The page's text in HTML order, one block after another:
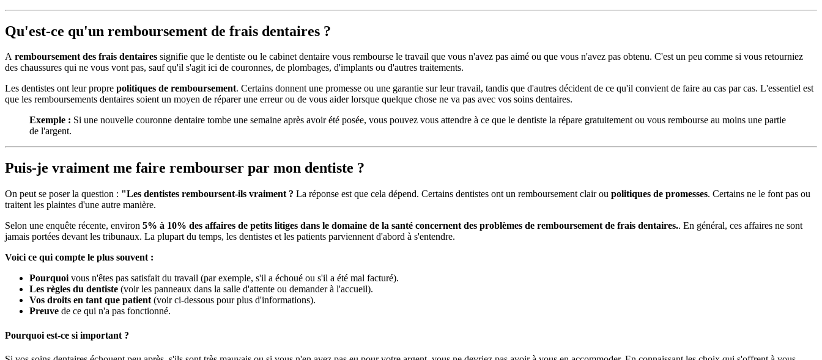
Qu'est-ce qu'un remboursement de frais dentaires ?
A remboursement des frais dentaires signifie que le dentiste ou le cabinet dentaire vous rembourse le travail que vous n'avez pas aimé ou que vous n'avez pas obtenu. C'est un peu comme si vous retourniez
des chaussures qui ne vous vont pas, sauf qu'il s'agit ici de couronnes, de plombages, d'implants ou d'autres traitements.
Les dentistes ont leur propre politiques de remboursement. Certains donnent une promesse ou une garantie sur leur travail, tandis que d'autres décident de ce qu'il convient de faire au cas par cas. L'essentiel est
que les remboursements dentaires soient un moyen de réparer une erreur ou de vous aider lorsque quelque chose ne va pas avec vos soins dentaires.
Exemple : Si une nouvelle couronne dentaire tombe une semaine après avoir été posée, vous pouvez vous attendre à ce que le dentiste la répare gratuitement ou vous rembourse au moins une partie
de l'argent.
Puis-je vraiment me faire rembourser par mon dentiste ?
On peut se poser la question : "Les dentistes remboursent-ils vraiment ? La réponse est que cela dépend. Certains dentistes ont un remboursement clair ou politiques de promesses. Certains ne le font pas ou
traitent les plaintes d'une autre manière.
Selon une enquête récente, environ 5% à 10% des affaires de petits litiges dans le domaine de la santé concernent des problèmes de remboursement de frais dentaires.. En général, ces affaires ne sont
jamais portées devant les tribunaux. La plupart du temps, les dentistes et les patients parviennent d'abord à s'entendre.
Voici ce qui compte le plus souvent :
Pourquoi vous n'êtes pas satisfait du travail (par exemple, s'il a échoué ou s'il a été mal facturé).
Les règles du dentiste (voir les panneaux dans la salle d'attente ou demander à l'accueil).
Vos droits en tant que patient (voir ci-dessous pour plus d'informations).
Preuve de ce qui n'a pas fonctionné.
Pourquoi est-ce si important ?